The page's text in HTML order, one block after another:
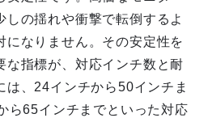
しの揺れや衝撃で転倒するよ
になりません。その安定性を
な指標が、対応インチ数と耐
は、24インチから50インチま
ら65インチまでといった対応